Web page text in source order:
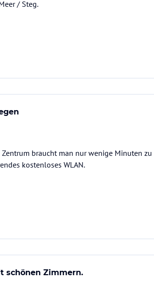
/ Steg.
braucht man nur wenige Minuten zu
kostenloses WLAN.
schönen Zimmern.